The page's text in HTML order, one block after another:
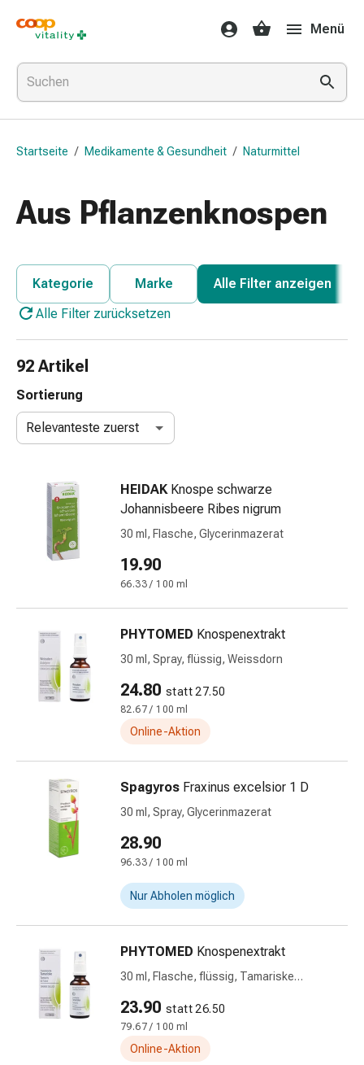
Medikamente
&
Gesundheit
Grippe
&
Erkältung
Grippe-
Erkältung
Medikamente
Bronchitis
Inhalationsgeräte
Schnupfen
Wund-
Elastische
Wundbinden
Kompressen
Fixationspflaster
Gazen
Kompressionsbinden
Pflaster
Tapes
Zubehör
Schlauch-
Netzverbände
Verbandsmaterial
Sonnenbrand
Verbandwechsel-
Wundauflagen
Wundverschlussstreifen
kleber
Ziehsalbe
Tupfer
Menü
Startseite / Medikamente & Gesundheit / Naturmittel
Aus Pflanzenknospen
Kategorie Marke
Alle Filter anzeigen
Alle Filter zurücksetzen
92 Artikel
Sortierung
Relevanteste zuerst
HEIDAK Knospe schwarze
Johannisbeere Ribes nigrum
30 ml, Flasche, Glycerinmazerat
19.90
66.33 / 100 ml
PHYTOMED Knospenextrakt
30 ml, Spray, flüssig, Weissdorn
24.80 statt 27.50
82.67 / 100 ml
Online-Aktion
Spagyros Fraxinus excelsior 1 D
30 ml, Spray, Glycerinmazerat
28.90
96.33 / 100 ml
Nur Abholen möglich
PHYTOMED Knospenextrakt
30 ml, Flasche, flüssig, Tamariske
23.90 statt 26.50
79.67 / 100 ml
Online-Aktion